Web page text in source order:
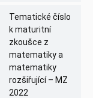
Tematické číslo
k maturitní
zkoušce z
matematiky a
matematiky
rozšiřující – MZ
2022